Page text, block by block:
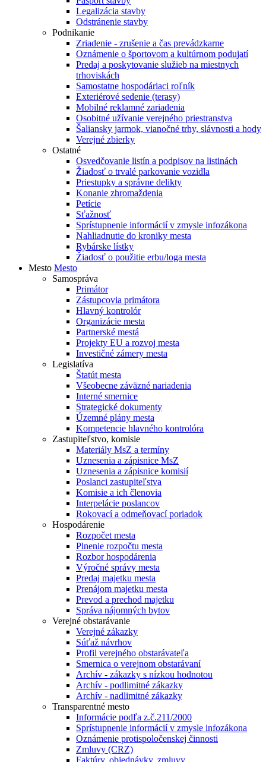
Legalizácia stavby
Odstránenie stavby
Podnikanie
Zriadenie - zrušenie a čas prevádzkarne
Oznámenie o športovom a kultúrnom podujatí
Predaj a poskytovanie služieb na miestnych
trhoviskách
Samostatne hospodáriaci roľník
Exteriérové sedenie (terasy)
Mobilné reklamné zariadenia
Osobitné užívanie verejného priestranstva
Šaliansky jarmok, vianočné trhy, slávnosti a hody
Verejné zbierky
Ostatné
Osvedčovanie listín a podpisov na listinách
Žiadosť o trvalé parkovanie vozidla
Priestupky a správne delikty
Konanie zhromaždenia
Petície
Sťažnosť
Sprístupnenie informácií v zmysle infozákona
Nahliadnutie do kroniky mesta
Rybárske lístky
Žiadosť o použitie erbu/loga mesta
Mesto Mesto
Samospráva
Primátor
Zástupcovia primátora
Hlavný kontrolór
Organizácie mesta
Partnerské mestá
Projekty EU a rozvoj mesta
Investičné zámery mesta
Legislatíva
Štatút mesta
Všeobecne záväzné nariadenia
Interné smernice
Strategické dokumenty
Územné plány mesta
Kompetencie hlavného kontrolóra
Zastupiteľstvo, komisie
Materiály MsZ a termíny
Uznesenia a zápisnice MsZ
Uznesenia a zápisnice komisií
Poslanci zastupiteľstva
Komisie a ich členovia
Interpelácie poslancov
Rokovací a odmeňovací poriadok
Hospodárenie
Rozpočet mesta
Plnenie rozpočtu mesta
Rozbor hospodárenia
Výročné správy mesta
Predaj majetku mesta
Prenájom majetku mesta
Prevod a prechod majetku
Správa nájomných bytov
Verejné obstarávanie
Verejné zákazky
Súťaž návrhov
Profil verejného obstarávateľa
Smernica o verejnom obstarávaní
Archív - zákazky s nízkou hodnotou
Archív - podlimitné zákazky
Archív - nadlimitné zákazky
Transparentné mesto
Informácie podľa z.č.211/2000
Sprístupnenie informácií v zmysle infozákona
Oznámenie protispoločenskej činnosti
Zmluvy (CRZ)
Faktúry, objednávky, zmluvy